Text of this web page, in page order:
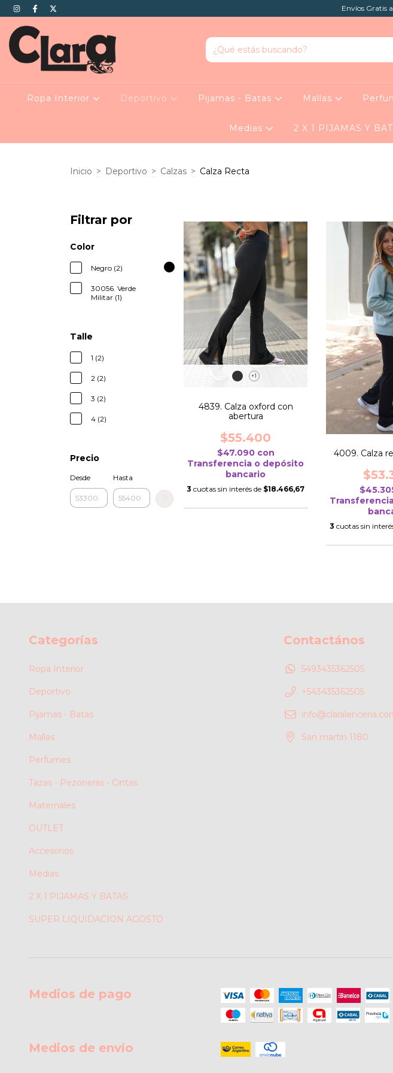
Envíos Gratis
Ropa Interior Deportivo Pijamas - Batas Mallas
Medias 2 X 1 PIJAMAS Y
Inicio > Deportivo > Calzas > Calza Recta
Filtrar por
Color
Negro (2)
30056. Verde
Militar (1)
Talle
1 (2)
2 (2)
3 (2)
4 (2)
Precio
Desde Hasta
+1
4839. Calza oxford con
abertura
$55.400
$47.090 con
Transferencia o depósito
bancario
3 cuotas sin interés de $18.466,67
4009. Calza
3 cuotas sin
Categorías
Ropa Interior
Deportivo
Pijamas - Batas
Mallas
Perfumes
Tazas - Pezoneras - Cintas
Maternales
OUTLET
Accesorios
Medias
2 X 1 PIJAMAS Y BATAS
SUPER LIQUIDACION AGOSTO
Contactános
5493435362505
+543435362505
San martin 1180
Medios de pago
Medios de envío